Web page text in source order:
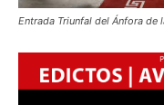
Entrada Triunfal del Ánfora